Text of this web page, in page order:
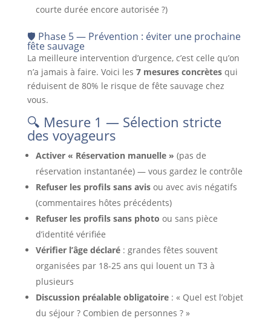
courte durée encore autorisée ?)
🛡️ Phase 5 — Prévention : éviter une prochaine
fête sauvage
La meilleure intervention d’urgence, c’est celle qu’on
n’a jamais à faire. Voici les 7 mesures concrètesqui
réduisent de 80% le risque de fête sauvage chez
vous.
🔍 Mesure 1 — Sélection stricte
des voyageurs
Activer « Réservation manuelle » (pas de
réservation instantanée) — vous gardez le contrôle
Refuser les profils sans avisou avec avis négatifs
(commentaires hôtes précédents)
Refuser les profils sans photo ou sans pièce
d’identité vérifiée
Vérifier l’âge déclaré: grandes fêtes souvent
organisées par 18-25 ans qui louent un T3 à
plusieurs
Discussion préalable obligatoire: « Quel est l’objet
du séjour ? Combien de personnes ? »